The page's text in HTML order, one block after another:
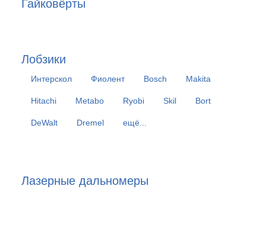
Гайковёрты
Лобзики
Интерскол Фиолент Bosch Makita
Hitachi Metabo Ryobi Skil Bort
DeWalt Dremel ещё...
Лазерные дальномеры